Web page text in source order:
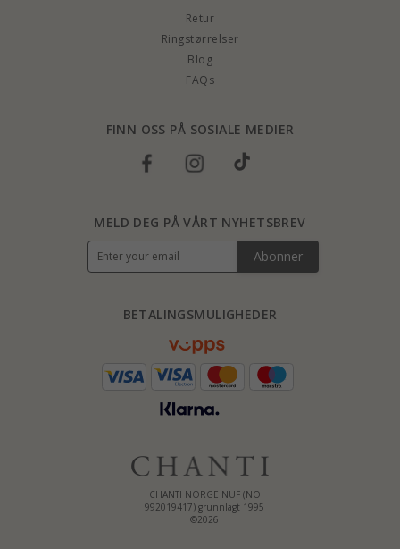
Retur
Ringstørrelser
Blog
FAQs
FINN OSS PÅ SOSIALE MEDIER
CHANTI NORGE NUF (NO
992019417) grunnlagt 1995
©2026
BETALINGSMULIGHEDER
MELD DEG PÅ VÅRT NYHETSBREV
Abonner